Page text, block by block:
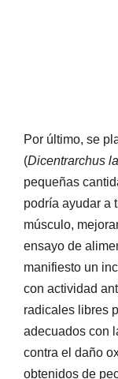
Por último, se
(Dicentrarchus
pequeñas
podría ayudar a
músculo,
ensayo de
manifiesto un
con actividad
radicales libres
adecuados con
contra el daño
obtenidos de